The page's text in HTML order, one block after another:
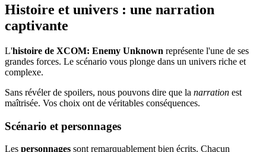
Histoire et univers : une narration
captivante
L'histoire de XCOM: Enemy Unknown représente l'une de ses
grandes forces. Le scénario vous plonge dans un univers riche et
complexe.
Sans révéler de spoilers, nous pouvons dire que la narration est
maîtrisée. Vos choix ont de véritables conséquences.
Scénario et personnages
Les personnages sont remarquablement bien écrits. Chacun